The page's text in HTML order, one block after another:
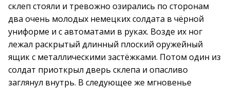
склеп стояли и тревожно озирались по сторонам
два очень молодых немецких солдата в чёрной
униформе и с автоматами в руках. Возде их ног
лежал раскрытый длинный плоский оружейный
ящик с металлическими застёжками. Потом один из
солдат приоткрыл дверь склепа и опасливо
заглянул внутрь. В следующее же мгновенье